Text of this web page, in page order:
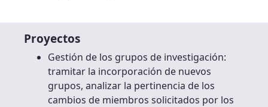
Proyectos
Gestión de los grupos de investigación:
tramitar la incorporación de nuevos
grupos, analizar la pertinencia de los
cambios de miembros solicitados por los